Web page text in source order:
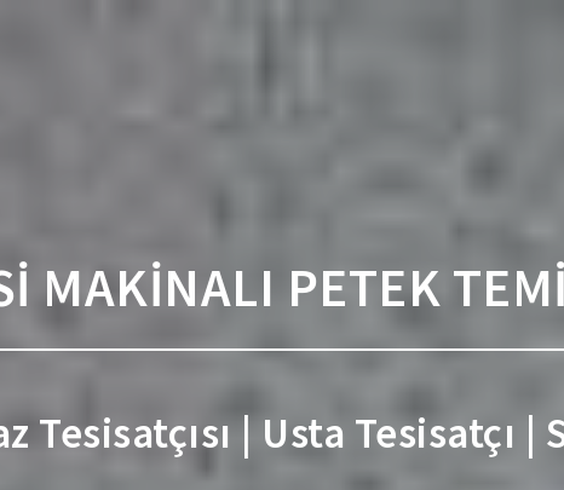
MAKİNALI PETEK
Tesisatçısı | Usta Tesisatçı